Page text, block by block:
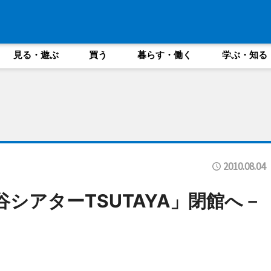
見る・遊ぶ 買う 暮らす・働く 学ぶ・知る
2010.08.04
アターTSUTAYA」閉館へ－